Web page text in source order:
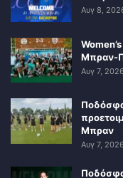
Αυγ 8,
Μπραν-
Αυγ 7, 2026
Μπραν
Αυγ 7, 2026